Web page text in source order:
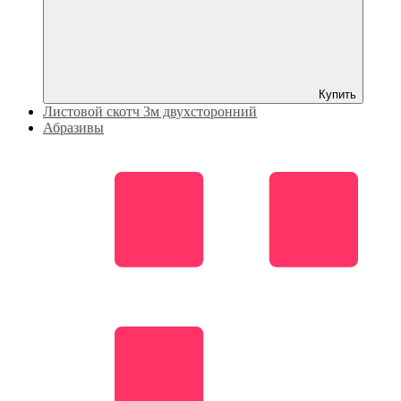
Купить
Листовой скотч 3м двухсторонний
Абразивы